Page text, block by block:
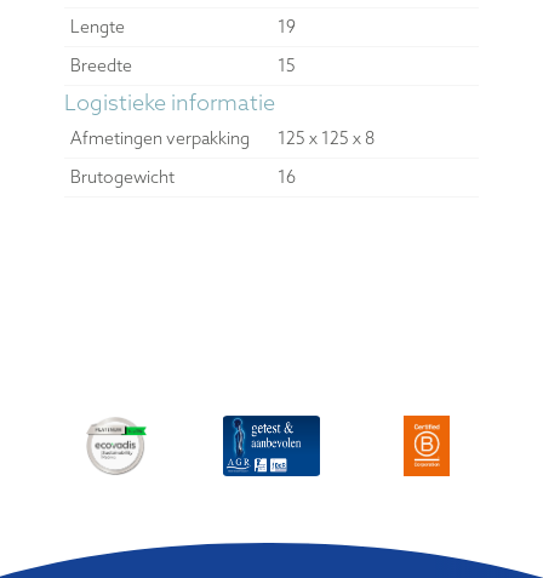
Lengte
19
Breedte
15
Logistieke informatie
Afmetingen verpakking
125 x 125 x 8
Brutogewicht
16